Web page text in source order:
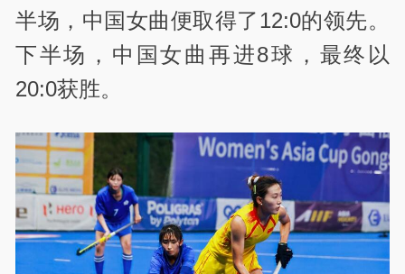
半场，中国女曲便取得了12:0的领先。
下半场，中国女曲再进8球，最终以
20:0获胜。